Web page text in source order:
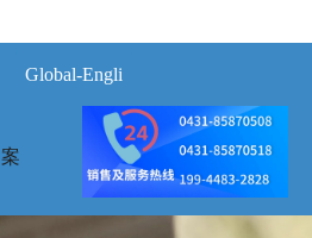
Global-English
案例展示 荣誉资质